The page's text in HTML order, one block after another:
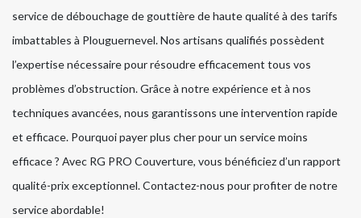
service de débouchage de gouttière de haute qualité à des tarifs
imbattables à Plouguernevel. Nos artisans qualifiés possèdent
l’expertise nécessaire pour résoudre efficacement tous vos
problèmes d’obstruction. Grâce à notre expérience et à nos
techniques avancées, nous garantissons une intervention rapide
et efficace. Pourquoi payer plus cher pour un service moins
efficace ? Avec RG PRO Couverture, vous bénéficiez d’un rapport
qualité-prix exceptionnel. Contactez-nous pour profiter de notre
service abordable!